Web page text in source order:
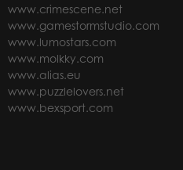
www.crimescene.net
www.gamestormstudio.com
www.lumostars.com
www.molkky.com
www.alias.eu
www.puzzlelovers.net
www.bexsport.com